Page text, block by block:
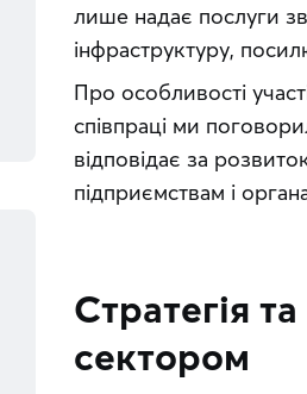
лише надає послуги
інфраструктуру,
Про особливості
співпраці ми
відповідає за
підприємствам і
Стратегія
сектором